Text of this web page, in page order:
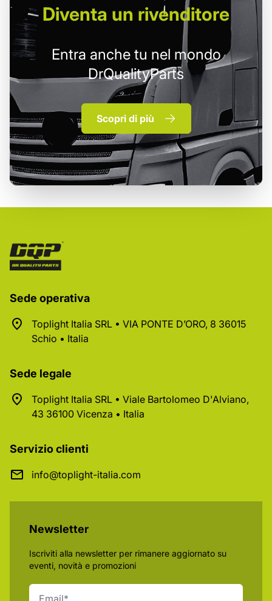
Diventa un rivenditore
Entra anche tu nel mondo
DrQualityParts
Scopri di più
Sede operativa
Toplight Italia SRL • VIA PONTE D’ORO, 8 36015
Schio • Italia
Sede legale
Toplight Italia SRL • Viale Bartolomeo D'Alviano,
43 36100 Vicenza • Italia
Servizio clienti
info@toplight-italia.com
Newsletter
Iscriviti alla newsletter per rimanere aggiornato su
eventi, novità e promozioni